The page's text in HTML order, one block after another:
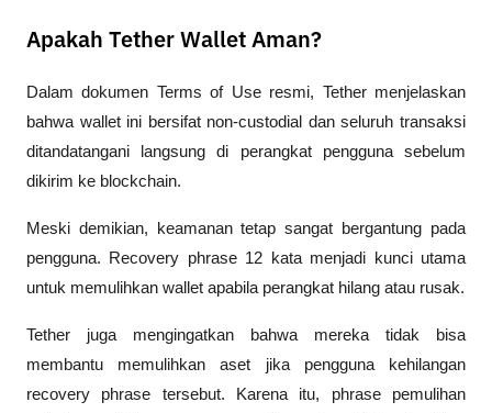
Apakah Tether Wallet Aman?
Dalam dokumen Terms of Use resmi, Tether menjelaskan
bahwa wallet ini bersifat non-custodial dan seluruh transaksi
ditandatangani langsung di perangkat pengguna sebelum
dikirim ke blockchain.
Meski demikian, keamanan tetap sangat bergantung pada
pengguna. Recovery phrase 12 kata menjadi kunci utama
untuk memulihkan wallet apabila perangkat hilang atau rusak.
Tether juga mengingatkan bahwa mereka tidak bisa
membantu memulihkan aset jika pengguna kehilangan
recovery phrase tersebut. Karena itu, phrase pemulihan